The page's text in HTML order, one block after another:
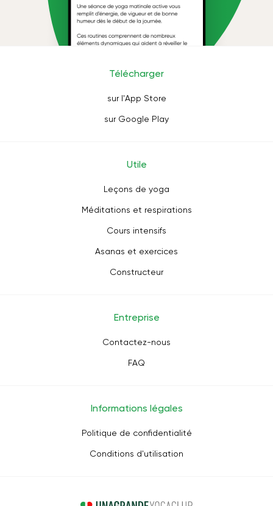
Télécharger
sur l'App Store
sur Google Play
Utile
Leçons de yoga
Méditations et respirations
Cours intensifs
Asanas et exercices
Constructeur
Entreprise
Contactez-nous
FAQ
Informations légales
Politique de confidentialité
Conditions d'utilisation